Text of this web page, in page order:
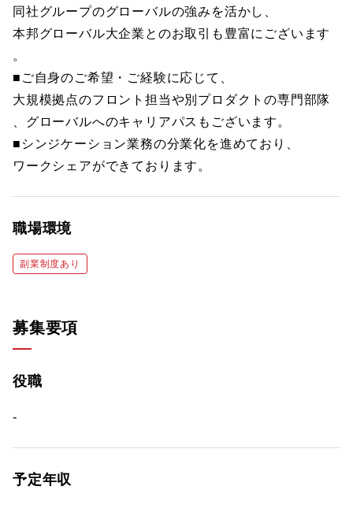
同社グループのグローバルの強みを活かし、
本邦グローバル大企業とのお取引も豊富にございます
。
■ご自身のご希望・ご経験に応じて、
大規模拠点のフロント担当や別プロダクトの専門部隊
、グローバルへのキャリアパスもございます。
■シンジケーション業務の分業化を進めており、
ワークシェアができております。
職場環境
副業制度あり
募集要項
役職
-
予定年収